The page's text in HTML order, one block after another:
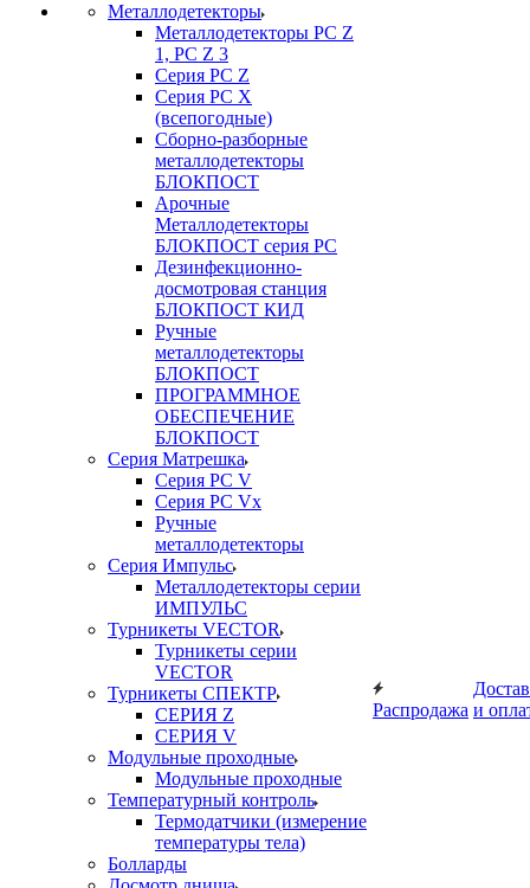
Металлодетекторы
Металлодетекторы РС Z
1, PC Z 3
Серия РС Z
Серия РС X
(всепогодные)
Сборно-разборные
металлодетекторы
БЛОКПОСТ
Арочные
Металлодетекторы
БЛОКПОСТ серия РС
Дезинфекционно-
досмотровая станция
БЛОКПОСТ КИД
Ручные
металлодетекторы
БЛОКПОСТ
ПРОГРАММНОЕ
ОБЕСПЕЧЕНИЕ
БЛОКПОСТ
Серия Матрешка
Серия PC V
Серия PC Vx
Ручные
металлодетекторы
Серия Импульс
Металлодетекторы серии
ИМПУЛЬС
Турникеты VECTOR
Турникеты серии
VECTOR
Турникеты СПЕКТР
СЕРИЯ Z
СЕРИЯ V
Модульные проходные
Модульные проходные
Температурный контроль
Термодатчики (измерение
температуры тела)
Болларды
Распродажа и